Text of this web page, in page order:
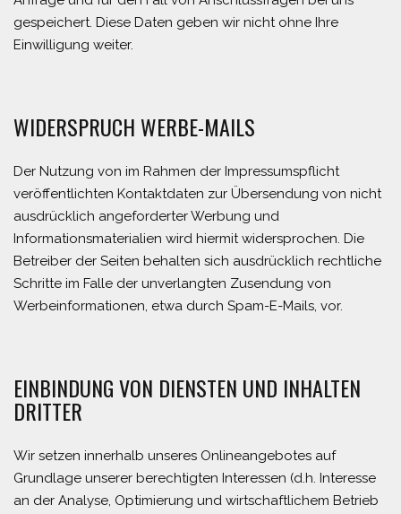
gespeichert. Diese Daten geben wir nicht ohne Ihre
Einwilligung weiter.
WIDERSPRUCH WERBE-MAILS
Der Nutzung von im Rahmen der Impressumspflicht
veröffentlichten Kontaktdaten zur Übersendung von nicht
ausdrücklich angeforderter Werbung und
Informationsmaterialien wird hiermit widersprochen. Die
Betreiber der Seiten behalten sich ausdrücklich rechtliche
Schritte im Falle der unverlangten Zusendung von
Werbeinformationen, etwa durch Spam-E-Mails, vor.
EINBINDUNG VON DIENSTEN UND INHALTEN
DRITTER
Wir setzen innerhalb unseres Onlineangebotes auf
Grundlage unserer berechtigten Interessen (d.h. Interesse
an der Analyse, Optimierung und wirtschaftlichem Betrieb